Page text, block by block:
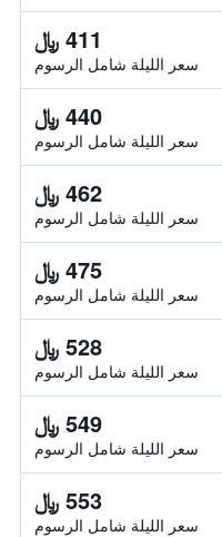
411 ﷼
سعر الليلة شامل الرسوم
440 ﷼
سعر الليلة شامل الرسوم
462 ﷼
سعر الليلة شامل الرسوم
475 ﷼
سعر الليلة شامل الرسوم
528 ﷼
سعر الليلة شامل الرسوم
549 ﷼
سعر الليلة شامل الرسوم
553 ﷼
سعر الليلة شامل الرسوم